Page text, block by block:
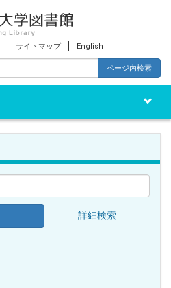
サイトマップ English
ページ内検索
Toggle
詳細検索